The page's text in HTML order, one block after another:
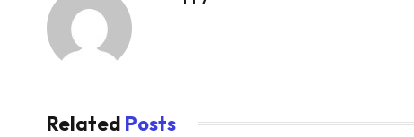
Related Posts